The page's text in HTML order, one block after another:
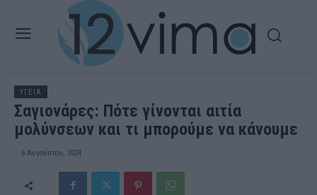
ΥΓΕΙΑ
Σαγιονάρες: Πότε γίνονται αιτία
μολύνσεων και τι μπορούμε να κάνουμε
6 Αυγούστου, 2024